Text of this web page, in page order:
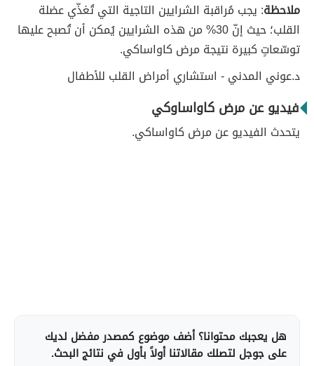
ملاحظة: يجب مُراقبة الشرايين التاجية التي تُغذّي عضلة
القلب؛ حيث إنّ 30% من هذه الشرايين يُمكن أن تُصبح عليها
توسّعاتٍ كبيرة نتيجة مرض كاواساكي.
د.عوني المدني - استشاري أمراض القلب للأطفال
فيديو عن مرض كاواساوكي
يتحدث الفيديو عن مرض كاواساكي.
هل يعجبك محتوانا؟ أضف موضوع كمصدر مفضل لديك
على جوجل لتصلك مقالاتنا أولاً بأول في نتائج البحث.